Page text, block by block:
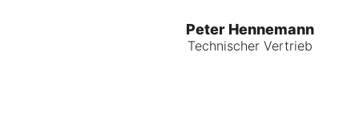
Peter Hennemann
Technischer Vertrieb